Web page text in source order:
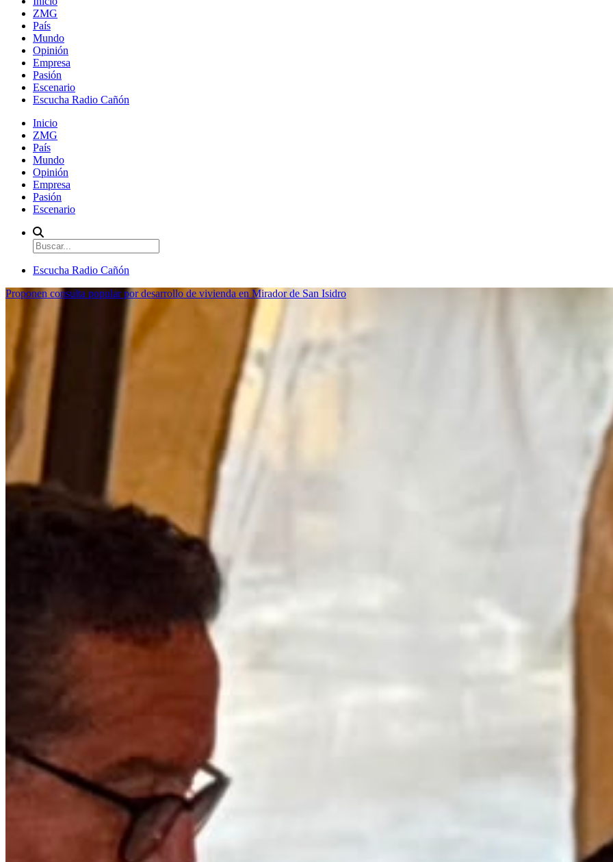
ZMG
País
Mundo
Opinión
Empresa
Pasión
Escenario
Escucha Radio Cañón
Inicio
ZMG
País
Mundo
Opinión
Empresa
Pasión
Escenario
Escucha Radio Cañón
Proponen consulta popular por desarrollo de vivienda en Mirador de San Isidro